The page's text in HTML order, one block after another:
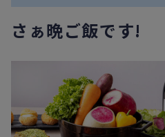
さぁ晩ご飯です!